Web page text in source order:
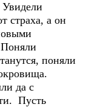
страха, а он
поняли
да с
Пусть